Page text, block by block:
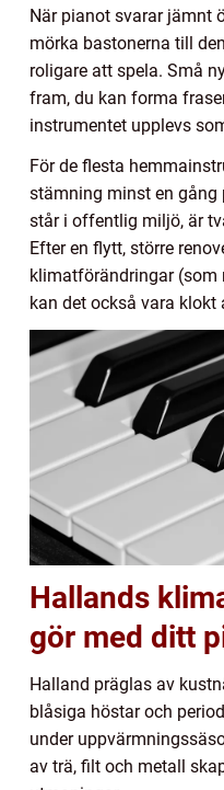
När pianot svarar jämnt
mörka bastonerna till
roligare att spela. Små
fram, du kan forma
instrumentet upplevs
För de flesta
stämning minst en gång
står i offentlig miljö, är
Efter en flytt, större
klimatförändringar (som
kan det också vara
Hallands
gör med ditt
Halland präglas av
blåsiga höstar och
under
av trä, filt och metall